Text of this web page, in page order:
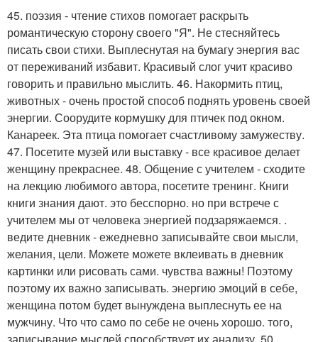
45. поэзия - чтение стихов помогает раскрыть
романтическую сторону своего "Я". Не стесняйтесь
писать свои стихи. Выплеснутая на бумагу энергия вас
от переживаний избавит. Красивый слог учит красиво
говорить и правильно мыслить. 46. Накормить птиц,
животных - очень простой способ поднять уровень своей
энергии. Соорудите кормушку для птичек под окном.
Канареек. Эта птица помогает счастливому замужеству.
47. Посетите музей или выставку - все красивое делает
женщину прекраснее. 48. Общение с учителем - сходите
на лекцию любимого автора, посетите тренинг. Книги
книги знания дают. это бесспорно. но при встрече с
учителем мы от человека энергией подзаряжаемся. .
ведите дневник - ежедневно записывайте свои мысли,
желания, цели. Можете можете вклеивать в дневник
картинки или рисовать сами. чувства важны! Поэтому
поэтому их важно записывать. энергию эмоций в себе,
женщина потом будет вынуждена выплеснуть ее на
мужчину. Что что само по себе не очень хорошо. того,